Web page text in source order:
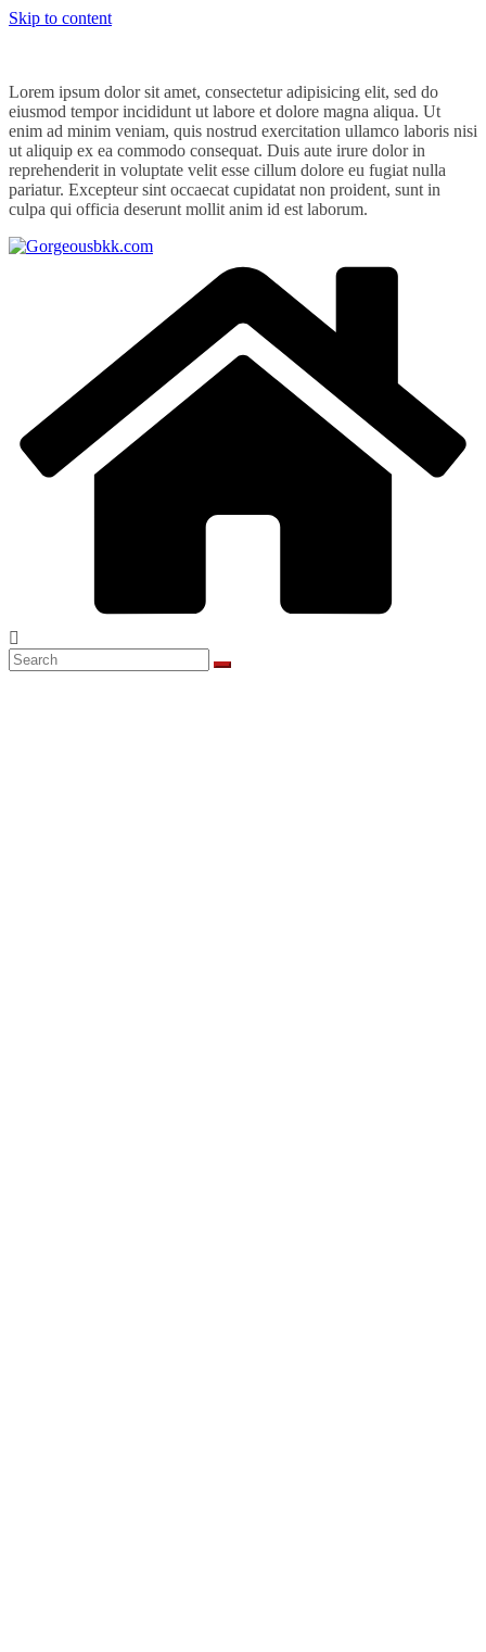
Skip to content
Lorem ipsum dolor sit amet, consectetur adipisicing elit, sed do
eiusmod tempor incididunt ut labore et dolore magna aliqua. Ut
enim ad minim veniam, quis nostrud exercitation ullamco laboris nisi
ut aliquip ex ea commodo consequat. Duis aute irure dolor in
reprehenderit in voluptate velit esse cillum dolore eu fugiat nulla
pariatur. Excepteur sint occaecat cupidatat non proident, sunt in
culpa qui officia deserunt mollit anim id est laborum.